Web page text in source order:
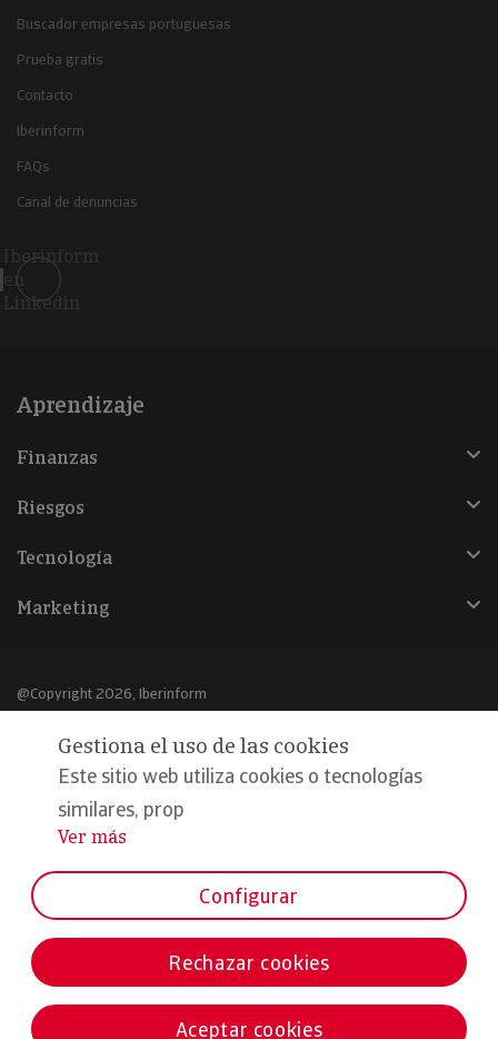
Buscador empresas portuguesas
Prueba gratis
Contacto
Iberinform
FAQs
Canal de denuncias
Iberinform
en
Linkedin
Aprendizaje
Finanzas
Riesgos
Tecnología
Marketing
@Copyright 2026, Iberinform
Aviso legal
Política de cookies
Declaración de privacidad
Formamos parte de:
Gestiona el uso de las cookies
Este sitio web utiliza cookies o tecnologías
similares, prop
...
Ver más
Configurar
Rechazar cookies
Aceptar cookies